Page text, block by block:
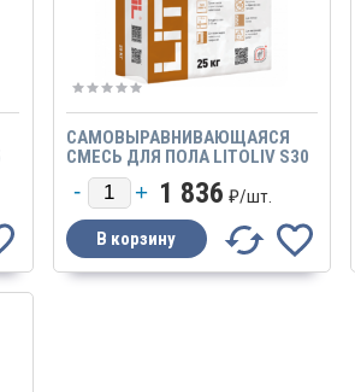
САМОВЫРАВНИВАЮЩАЯСЯ
СМЕСЬ ДЛЯ ПОЛА LITOLIV S30
25КГ
1 836 ₽/шт.